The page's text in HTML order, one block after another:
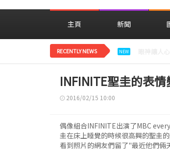
主頁 新聞
RECENTLY NEWS NEW
INFINITE聖圭的表
2016/02/15 10:00
偶像組合INFINITE出演了MBC
圭在床上睡覺的時候很高興的聖圭
看到照片的網友們留了"最近他們